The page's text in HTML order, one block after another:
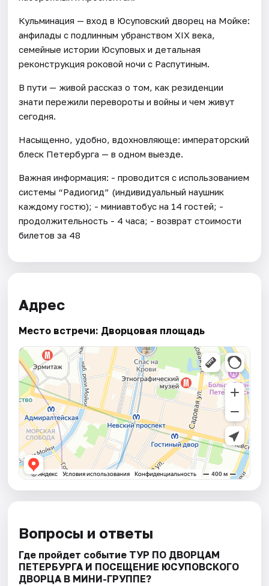
Кульминация — вход в Юсуповский дворец на Мойке:
анфилады с подлинным убранством XIX века,
семейные истории Юсуповых и детальная
реконструкция роковой ночи с Распутиным.
В пути — живой рассказ о том, как резиденции
знати пережили перевороты и войны и чем живут
сегодня.
Насыщенно, удобно, вдохновляюще: императорский
блеск Петербурга — в одном выезде.
Важная информация: - проводится с использованием
системы “Радиогид” (индивидуальный наушник
каждому гостю); - миниавтобус на 14 гостей; -
продолжительность - 4 часа; - возврат стоимости
билетов за 48
Адрес
Место встречи: Дворцовая площадь
Вопросы и ответы
Где пройдет событие ТУР ПО ДВОРЦАМ
ПЕТЕРБУРГА И ПОСЕЩЕНИЕ ЮСУПОВСКОГО
ДВОРЦА В МИНИ-ГРУППЕ?